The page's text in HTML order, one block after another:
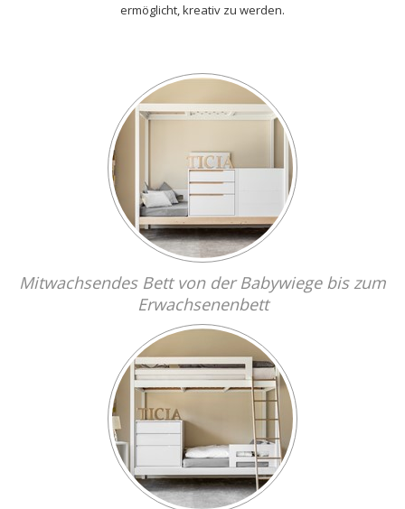
ermöglicht, kreativ zu werden.
Mitwachsendes Bett von der Babywiege bis zum
Erwachsenenbett